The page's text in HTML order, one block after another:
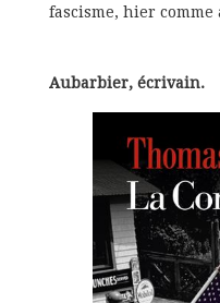
fascisme, hier comme
Aubarbier, écrivain.